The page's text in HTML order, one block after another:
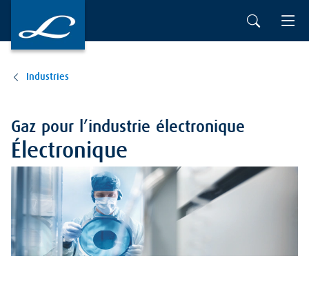
Industries
Gaz pour l’industrie électronique
Électronique